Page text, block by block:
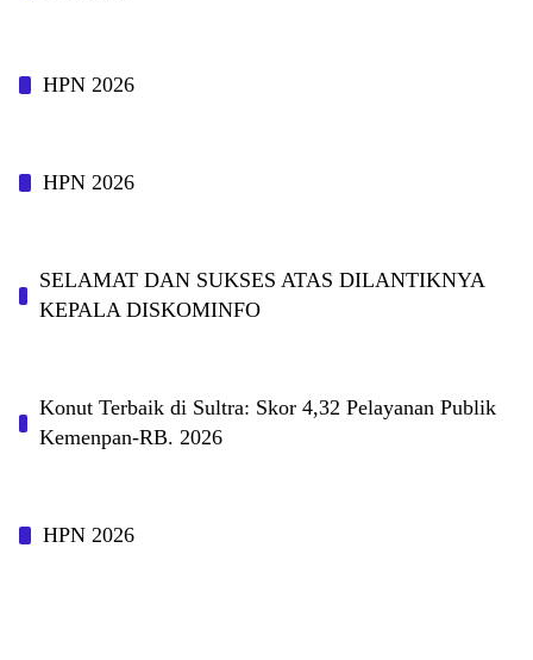
HPN 2026
HPN 2026
SELAMAT DAN SUKSES ATAS DILANTIKNYA
KEPALA DISKOMINFO
Konut Terbaik di Sultra: Skor 4,32 Pelayanan Publik
Kemenpan-RB. 2026
HPN 2026